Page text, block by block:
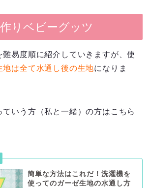
りベビーグッツ
易度順に紹介していきますが、使
地は全て水通し後の生地になりま
ていう方（私と一緒）の方はこちら
簡単な方法はこれだ！洗濯機を
使ってのガーゼ生地の水通し方